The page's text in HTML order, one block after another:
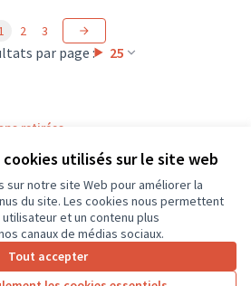
utilisés sur le site web
sur notre site Web pour améliorer la
du site. Les cookies nous permettent
et un contenu plus
canaux de médias sociaux.
Tout accepter
par page : 25
2 3
retirées